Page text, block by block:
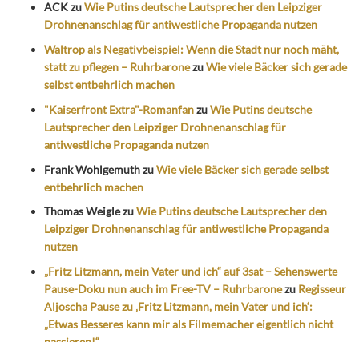
ACKzuWie Putins deutsche Lautsprecher den Leipziger
Drohnenanschlag für antiwestliche Propaganda nutzen
Waltrop als Negativbeispiel: Wenn die Stadt nur noch mäht,
statt zu pflegen – RuhrbaronezuWie viele Bäcker sich gerade
selbst entbehrlich machen
"Kaiserfront Extra"-RomanfanzuWie Putins deutsche
Lautsprecher den Leipziger Drohnenanschlag für
antiwestliche Propaganda nutzen
Frank WohlgemuthzuWie viele Bäcker sich gerade selbst
entbehrlich machen
Thomas WeiglezuWie Putins deutsche Lautsprecher den
Leipziger Drohnenanschlag für antiwestliche Propaganda
nutzen
„Fritz Litzmann, mein Vater und ich“ auf 3sat – Sehenswerte
Pause-Doku nun auch im Free-TV – Ruhrbaronezu Regisseur
Aljoscha Pause zu ‚Fritz Litzmann, mein Vater und ich‘:
„Etwas Besseres kann mir als Filmemacher eigentlich nicht